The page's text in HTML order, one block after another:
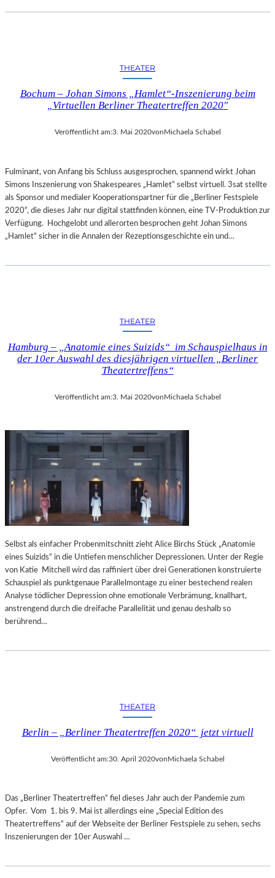
THEATER
Bochum – Johan Simons „Hamlet“-Inszenierung beim
„Virtuellen Berliner Theatertreffen 2020″
Veröffentlicht am:3. Mai 2020von Michaela Schabel
Fulminant, von Anfang bis Schluss ausgesprochen, spannend wirkt Johan
Simons Inszenierung von Shakespeares „Hamlet“ selbst virtuell. 3sat stellte
als Sponsor und medialer Kooperationspartner für die „Berliner Festspiele
2020“, die dieses Jahr nur digital stattfinden können, eine TV-Produktion zur
Verfügung. Hochgelobt und allerorten besprochen geht Johan Simons
„Hamlet“ sicher in die Annalen der Rezeptionsgeschichte ein und…
THEATER
Hamburg – „Anatomie eines Suizids“ im Schauspielhaus in
der 10er Auswahl des diesjährigen virtuellen „Berliner
Theatertreffens“
Veröffentlicht am:3. Mai 2020vonMichaela Schabel
Selbst als einfacher Probenmitschnitt zieht Alice Birchs Stück „Anatomie
eines Suizids“ in die Untiefen menschlicher Depressionen. Unter der Regie
von Katie Mitchell wird das raffiniert über drei Generationen konstruierte
Schauspiel als punktgenaue Parallelmontage zu einer bestechend realen
Analyse tödlicher Depression ohne emotionale Verbrämung, knallhart,
anstrengend durch die dreifache Parallelität und genau deshalb so
berührend…
THEATER
Berlin – „Berliner Theatertreffen 2020“ jetzt virtuell
Veröffentlicht am:30. April 2020vonMichaela Schabel
Das „Berliner Theatertreffen“ fiel dieses Jahr auch der Pandemie zum
Opfer. Vom 1. bis 9. Mai ist allerdings eine „Special Edition des
Theatertreffens“ auf der Webseite der Berliner Festspiele zu sehen, sechs
Inszenierungen der 10er Auswahl …